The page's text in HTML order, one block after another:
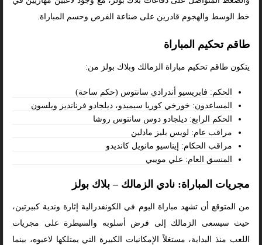
خط الوسط والهجوم قادرين على صناعة الفرص وحسم المباراة.
طاقم تحكيم المباراة
يتكون طاقم تحكيم مباراة الزمالك وبلاك بولز من:
الحكم: فابريسيو أندرادي سانتوس (حكم ساحة)
المساعدون: خورخي كوريا سيميدو، ديلجادو فرنانديز ويلسون
الحكم الرابع: ديلجادو دوس سانتوس روشا
مراقب عام: لويس بليز مادلين
مراقب الحكام: إيناسيو مانويل كانديدو
المنسق العام: علي مويبي
مجريات المباراة: نادي الزمالك – بلاك بولز
من المتوقع أن تشهد مباراة اليوم في الكونفدرالية إثارة وندية كبيرتين،
حيث سيسعى الزمالك إلى فرض أسلوبه والسيطرة على مجريات
اللعب منذ البداية، مستغلاً الإمكانيات الكبيرة التي يمتلكها لاعبوه، بينما